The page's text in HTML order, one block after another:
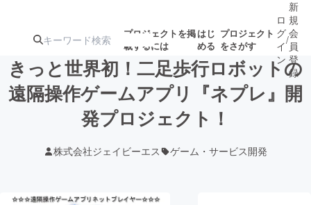
プロジェクトを掲
載するには
はじ
める
プロジェクト
をさがす
注目のリ 注目の新着プロ募集終了が近いプ
ロ
グ
イ
ン
/
新
規
会
員
登
録
きっと世界初！二足歩行ロボットの
遠隔操作ゲームアプリ『ネプレ』開
発プロジェクト！
株式会社ジェイビーエス ゲーム・サービス開発